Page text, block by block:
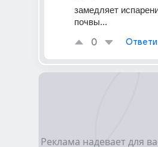
замедляет
почвы...
0